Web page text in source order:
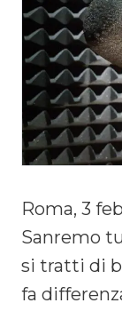
Roma, 3
Sanremo
si tratti di
fa